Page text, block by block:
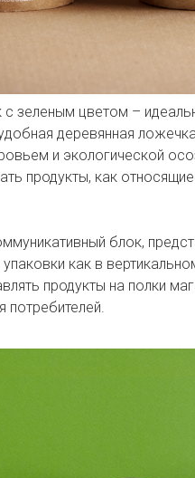
зеленым цветом –
деревянная
и экологической
продукты, как
блок,
как в
продукты на полки
потребителей.